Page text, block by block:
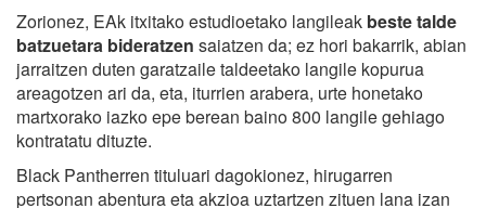
Zorionez, EAk itxitako estudioetako langileak beste talde
batzuetara bideratzen saiatzen da; ez hori bakarrik, abian
jarraitzen duten garatzaile taldeetako langile kopurua
areagotzen ari da, eta, iturrien arabera, urte honetako
martxorako iazko epe berean baino 800 langile gehiago
kontratatu dituzte.
Black Pantherren tituluari dagokionez, hirugarren
pertsonan abentura eta akzioa uztartzen zituen lana izan